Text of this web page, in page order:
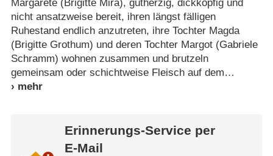
Margarete (Brigitte Mira), gutherzig, dickköpfig und
nicht ansatzweise bereit, ihren längst fälligen
Ruhestand endlich anzutreten, ihre Tochter Magda
(Brigitte Grothum) und deren Tochter Margot (Gabriele
Schramm) wohnen zusammen und brutzeln
gemeinsam oder schichtweise Fleisch auf dem
Erinnerungs-Service per
E-Mail